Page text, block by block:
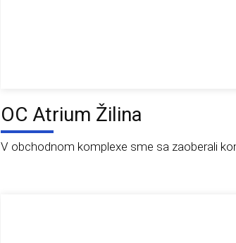
OC Atrium Žilina
V obchodnom komplexe sme sa zaoberali